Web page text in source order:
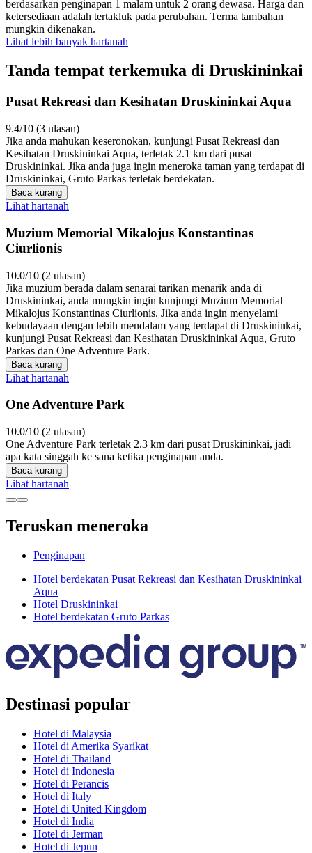
berdasarkan penginapan 1 malam untuk 2 orang dewasa. Harga dan
ketersediaan adalah tertakluk pada perubahan. Terma tambahan
mungkin dikenakan.
Lihat lebih banyak hartanah
Tanda tempat terkemuka di Druskininkai
Pusat Rekreasi dan Kesihatan Druskininkai Aqua
9.4/10 (3 ulasan)
Jika anda mahukan keseronokan, kunjungi Pusat Rekreasi dan
Kesihatan Druskininkai Aqua, terletak 2.1 km dari pusat
Druskininkai. Jika anda juga ingin meneroka taman yang terdapat di
Druskininkai, Gruto Parkas terletak berdekatan.
Baca kurang
Lihat hartanah
Muzium Memorial Mikalojus Konstantinas
Ciurlionis
10.0/10 (2 ulasan)
Jika muzium berada dalam senarai tarikan menarik anda di
Druskininkai, anda mungkin ingin kunjungi Muzium Memorial
Mikalojus Konstantinas Ciurlionis. Jika anda ingin menyelami
kebudayaan dengan lebih mendalam yang terdapat di Druskininkai,
kunjungi Pusat Rekreasi dan Kesihatan Druskininkai Aqua, Gruto
Parkas dan One Adventure Park.
Baca kurang
Lihat hartanah
One Adventure Park
10.0/10 (2 ulasan)
One Adventure Park terletak 2.3 km dari pusat Druskininkai, jadi
apa kata singgah ke sana ketika penginapan anda.
Baca kurang
Lihat hartanah
Teruskan meneroka
Penginapan
Hotel berdekatan Pusat Rekreasi dan Kesihatan Druskininkai
Aqua
Hotel Druskininkai
Hotel berdekatan Gruto Parkas
Destinasi popular
Hotel di Malaysia
Hotel di Amerika Syarikat
Hotel di Thailand
Hotel di Indonesia
Hotel di Perancis
Hotel di Italy
Hotel di United Kingdom
Hotel di India
Hotel di Jerman
Hotel di Jepun